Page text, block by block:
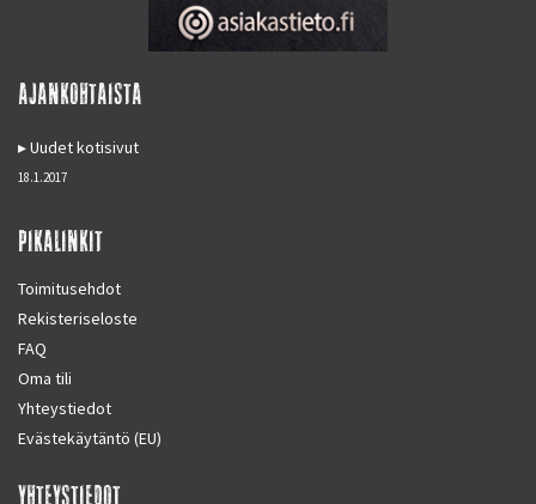
AJANKOHTAISTA
Uudet kotisivut
18.1.2017
PIKALINKIT
Toimitusehdot
Rekisteriseloste
FAQ
Oma tili
Yhteystiedot
Evästekäytäntö (EU)
YHTEYSTIEDOT